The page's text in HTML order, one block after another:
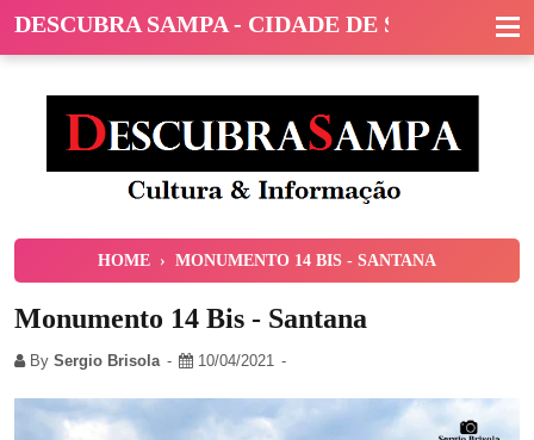
DESCUBRA SAMPA - CIDADE DE SÃO PAULO
HOME › MONUMENTO 14 BIS - SANTANA
Monumento 14 Bis - Santana
By Sergio Brisola 10/04/2021